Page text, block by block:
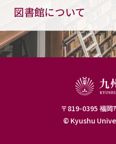
図書館について
〒819-0395 福岡
© Kyushu